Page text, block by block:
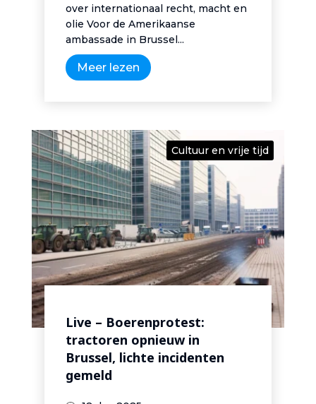
over internationaal recht, macht en
olie Voor de Amerikaanse
ambassade in Brussel...
Meer lezen
Cultuur en vrije tijd
Live – Boerenprotest:
tractoren opnieuw in
Brussel, lichte incidenten
gemeld